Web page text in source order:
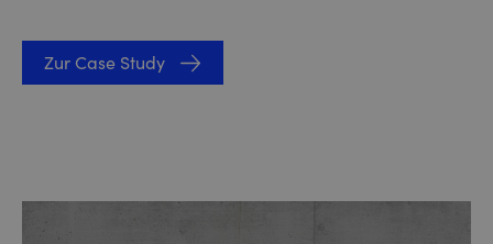
Zur Case Study